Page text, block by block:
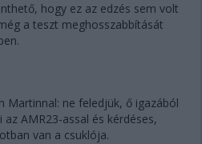
hogy ez az edzés sem volt
a teszt meghosszabbítását
Martinnal: ne feledjük, ő igazából
AMR23-assal és kérdéses,
van a csuklója.